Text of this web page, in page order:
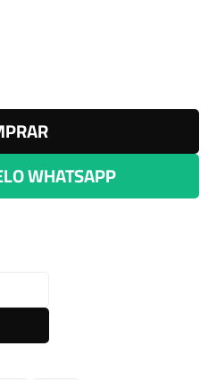
WHATSAPP